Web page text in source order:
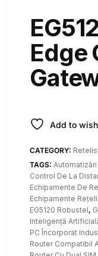
Edge
Add to
CATEGORY:
TAGS:
Control De La
Echipamente De
Echipamente
EG5120 Robustel,
Inteligență
PC Încorporat
Router Compatibil